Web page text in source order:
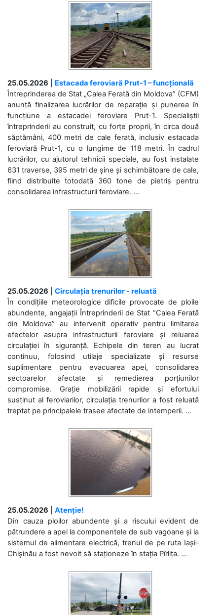
25.05.2026
Estacada feroviară Prut-1 – funcțională
Întreprinderea de Stat „Calea Ferată din Moldova” (CFM)
anunță finalizarea lucrărilor de reparație și punerea în
funcțiune a estacadei feroviare Prut-1. Specialiștii
întreprinderii au construit, cu forțe proprii, în circa două
săptămâni, 400 metri de cale ferată, inclusiv estacada
feroviară Prut-1, cu o lungime de 118 metri. În cadrul
lucrărilor, cu ajutorul tehnicii speciale, au fost instalate
631 traverse, 395 metri de șine și schimbătoare de cale,
fiind distribuite totodată 360 tone de pietriș pentru
consolidarea infrastructurii feroviare. ...
25.05.2026
Circulația trenurilor - reluată
În condițiile meteorologice dificile provocate de ploile
abundente, angajații Întreprinderii de Stat “Calea Ferată
din Moldova” au intervenit operativ pentru limitarea
efectelor asupra infrastructurii feroviare și reluarea
circulației în siguranță. Echipele din teren au lucrat
continuu, folosind utilaje specializate și resurse
suplimentare pentru evacuarea apei, consolidarea
sectoarelor afectate și remedierea porțiunilor
compromise. Grație mobilizării rapide și efortului
susținut al feroviarilor, circulația trenurilor a fost reluată
treptat pe principalele trasee afectate de intemperii. ...
25.05.2026
Atenție!
Din cauza ploilor abundente și a riscului evident de
pătrundere a apei la componentele de sub vagoane și la
sistemul de alimentare electrică, trenul de pe ruta Iași–
Chișinău a fost nevoit să staționeze în stația Pîrlița. ...